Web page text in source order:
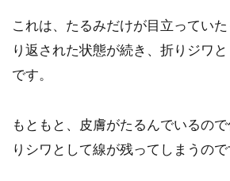
これは、たるみだけが目立ってい
り返された状態が続き、折りジワ
です。
もともと、皮膚がたるんでいるの
りシワとして線が残ってしまうので